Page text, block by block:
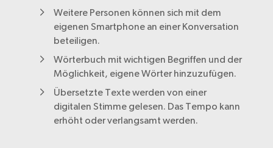
Weitere Personen können sich mit dem
eigenen Smartphone an einer Konversation
beteiligen.
Wörterbuch mit wichtigen Begriffen und der
Möglichkeit, eigene Wörter hinzuzufügen.
Übersetzte Texte werden von einer
digitalen Stimme gelesen. Das Tempo kann
erhöht oder verlangsamt werden.